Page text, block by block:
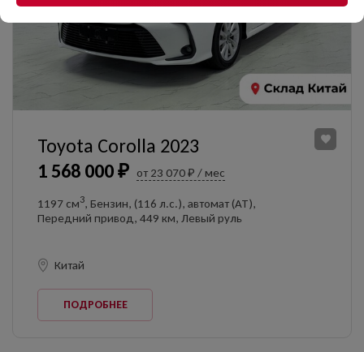
1 568 000 ₽ от 23 070 ₽ / мес
Toyota Corolla 2023
1197 см3, Бензин, (116 л.с.), автомат (AT),
Передний привод, 449 км, Левый руль
Китай
ПОДРОБНЕЕ
Даю согласие на обработку
персональных данных
и соглашаюсь сполитикой
конфиденциальности
ОФОРМИТЬ ОНЛАЙН